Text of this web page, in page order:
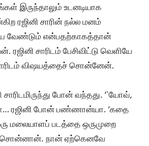
இருந்தாலும் உடனடியாக
ரஜினி சாரின் நல்ல மனம்
வேண்டும் என்பதற்காகத்தான்
சாரிடம் பேசிவிட்டு வெளியே
விஷயத்தைச் சொன்னேன்.
போன் வந்தது. ‘`யோவ்,
ரஜினி போன் பண்ணான்யா. ‘கதை
மலையாளப் படத்தை ஒருமுறை
சொன்னான். நான் ஏற்கெனவே